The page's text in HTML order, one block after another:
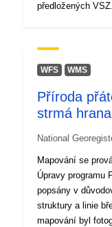
předložených VSZ.
WFS WMS
Příroda
strmá
National
Mapování se
Úpravy programu
popsány v
struktury a linie
mapování byl